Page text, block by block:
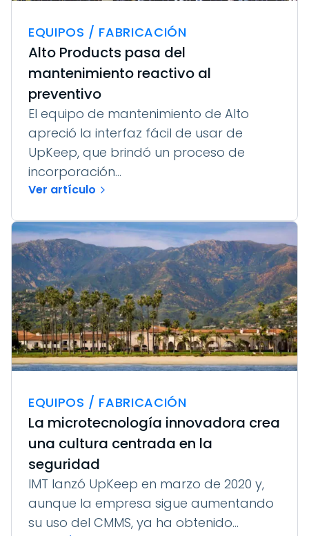
EQUIPOS / FABRICACIÓN
Alto Products pasa del
mantenimiento reactivo al
preventivo
El equipo de mantenimiento de Alto
apreció la interfaz fácil de usar de
UpKeep, que brindó un proceso de
incorporación...
Ver artículo
EQUIPOS / FABRICACIÓN
La microtecnología innovadora crea
una cultura centrada en la
seguridad
IMT lanzó UpKeep en marzo de 2020 y,
aunque la empresa sigue aumentando
su uso del CMMS, ya ha obtenido...